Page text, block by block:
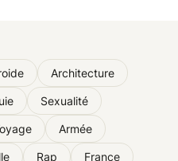
Architecture
Sexualité
Armée
Rap France